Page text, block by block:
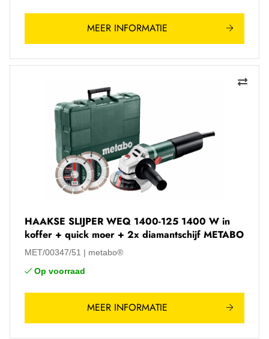
MEER INFORMATIE
HAAKSE SLIJPER WEQ 1400-125 1400 W in
koffer + quick moer + 2x diamantschijf METABO
MET/00347/51
metabo®
Op voorraad
MEER INFORMATIE